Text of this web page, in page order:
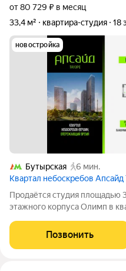
от 80 729 ₽ в месяц
33,4 м²
квартира-студия 18
новостройка
Бутырская
6 мин.
Квартал небоскребов Апсайд
Продаётся студия площадью
этажного корпуса Олимп в
Атлас, корпус Эльбрус,
квартиры В1801. «Апсайд
Позвонить